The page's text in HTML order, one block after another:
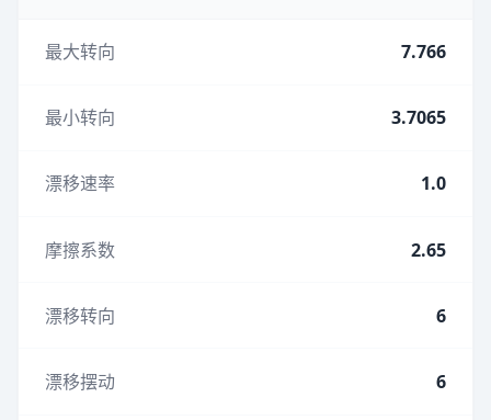
最大转向 7.766
最小转向 3.7065
漂移速率 1.0
摩擦系数 2.65
漂移转向 6
漂移摆动 6